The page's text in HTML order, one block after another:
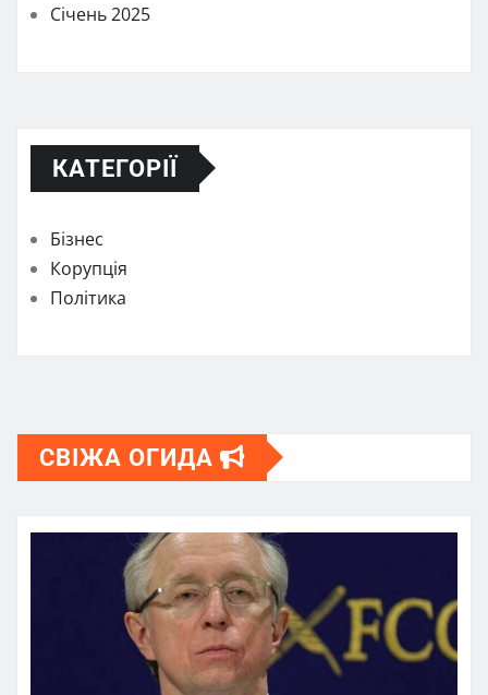
Січень 2025
КАТЕГОРІЇ
Бізнес
Корупція
Політика
СВІЖА ОГИДА